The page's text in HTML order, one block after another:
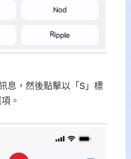
息，然後點擊以「S」標
。